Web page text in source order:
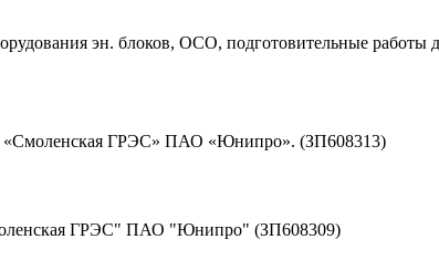
эн. блоков, ОСО, подготовительные
«Смоленская ГРЭС» ПАО «Юнипро». (ЗП608313)
ГРЭС" ПАО "Юнипро" (ЗП608309)